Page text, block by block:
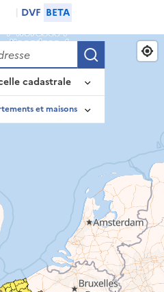
| DVF BETA
Rechercher
cadastrale
parcelleet maisons
maisons